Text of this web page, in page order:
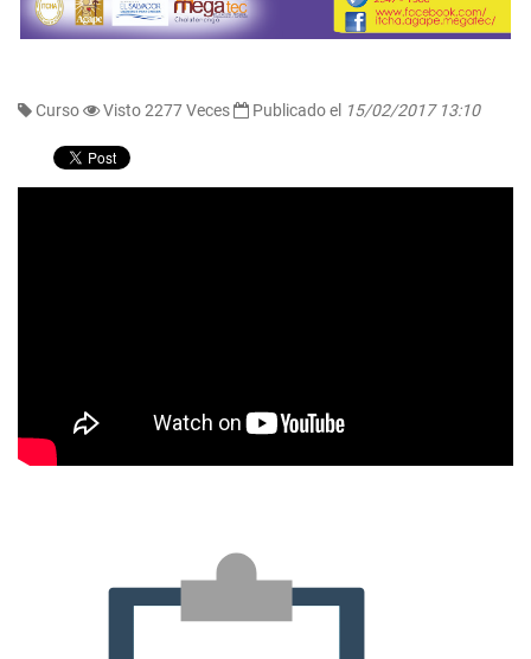
Curso Visto 2277 Veces Publicado el 15/02/2017 13:10